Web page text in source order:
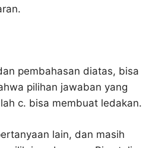
pembahasan diatas, bisa
pilihan jawaban yang
c. bisa membuat ledakan.
lain, dan masih